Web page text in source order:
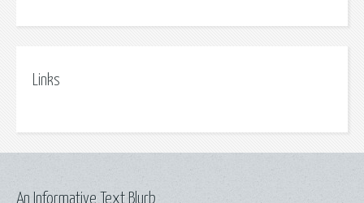
Links
An Informative Text Blurb